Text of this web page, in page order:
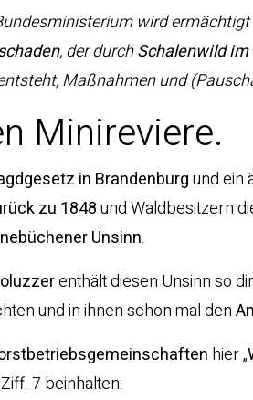
wird
, der durchSchalenwild
Maßnahmen und
Minireviere.
in Brandenburgund ein
zu 1848und Waldbesitzern
Unsinn.
enthält diesen Unsinn so
und in ihnen schon mal den
hier „
7 beinhalten: